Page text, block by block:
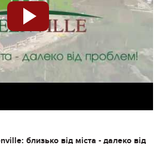
близько від міста - далеко від